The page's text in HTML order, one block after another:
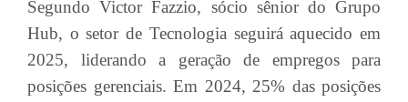
Segundo Victor Fazzio, sócio sênior do Grupo
Hub, o setor de Tecnologia seguirá aquecido em
2025, liderando a geração de empregos para
posições gerenciais. Em 2024, 25% das posições